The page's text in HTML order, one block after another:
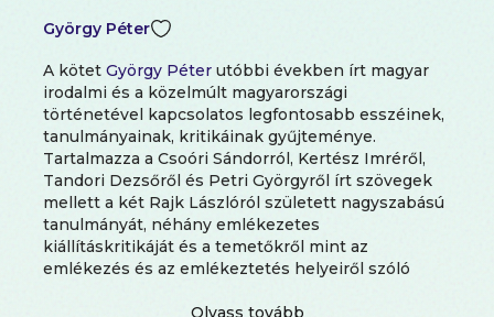
György Péter
A kötet György Péter utóbbi években írt magyar
irodalmi és a közelmúlt magyarországi
történetével kapcsolatos legfontosabb esszéinek,
tanulmányainak, kritikáinak gyűjteménye.
Tartalmazza a Csoóri Sándorról, Kertész Imréről,
Tandori Dezsőről és Petri Györgyről írt szövegek
mellett a két Rajk Lászlóról született nagyszabású
tanulmányát, néhány emlékezetes
kiállításkritikáját és a temetőkről mint az
emlékezés és az emlékeztetés helyeiről szóló